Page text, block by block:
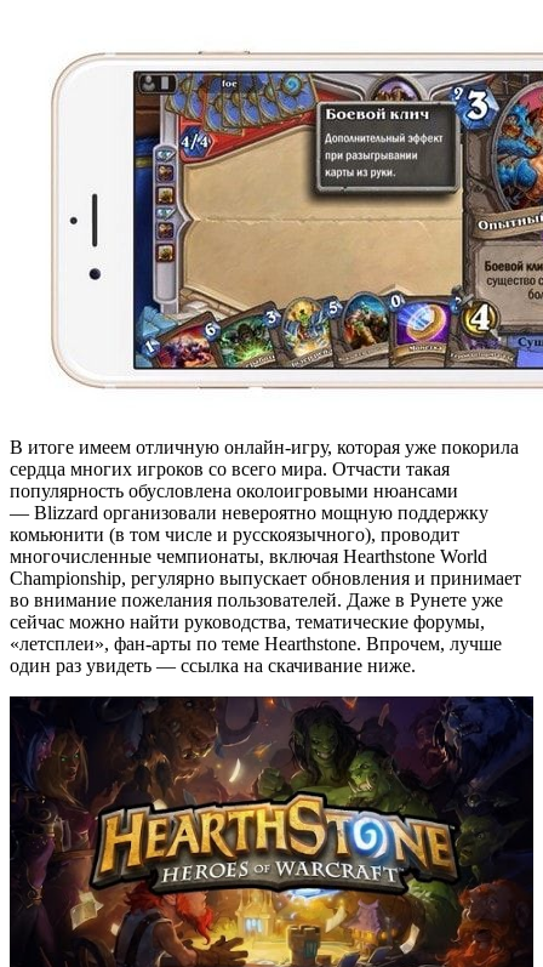
В итоге имеем отличную онлайн-игру, которая уже покорила
сердца многих игроков со всего мира. Отчасти такая
популярность обусловлена околоигровыми нюансами
— Blizzard организовали невероятно мощную поддержку
комьюнити (в том числе и русскоязычного), проводит
многочисленные чемпионаты, включая Hearthstone World
Championship, регулярно выпускает обновления и принимает
во внимание пожелания пользователей. Даже в Рунете уже
сейчас можно найти руководства, тематические форумы,
«летсплеи», фан-арты по теме Hearthstone. Впрочем, лучше
один раз увидеть — ссылка на скачивание ниже.